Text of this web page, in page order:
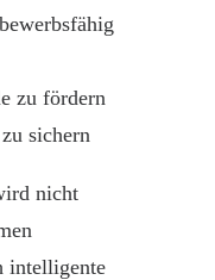
zu fördern
sichern
nicht
intelligente